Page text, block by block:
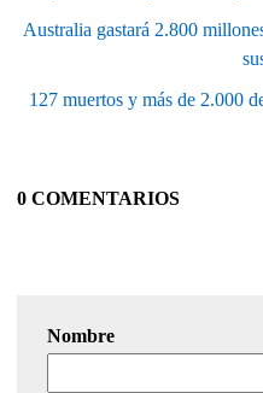
Australia gastará 2.800
127 muertos y más de 2.000
0 COMENTARIOS
Nombre